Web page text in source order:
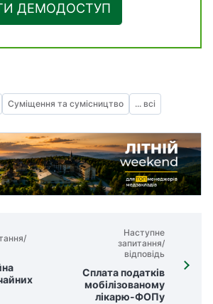
ДЕМОДОСТУП
Суміщення та сумісництво ... всі
Наступне
запитання/
відповідь
Сплата податків
мобілізованому
лікарю-ФОПу